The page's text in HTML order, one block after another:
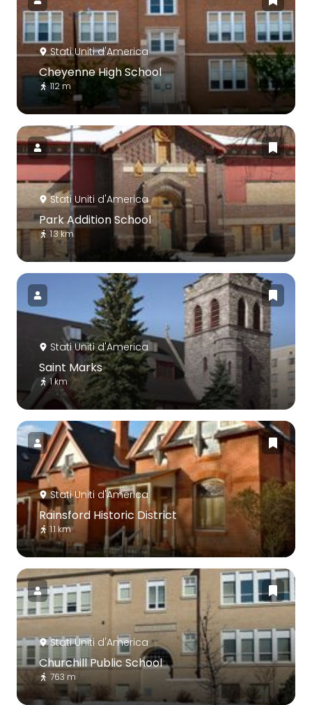
Stati Uniti d'America
Cheyenne High School
112 m
Stati Uniti d'America
Park Addition School
1.3 km
Stati Uniti d'America
Saint Marks
1 km
Stati Uniti d'America
Rainsford Historic District
1.1 km
Stati Uniti d'America
Churchill Public School
763 m